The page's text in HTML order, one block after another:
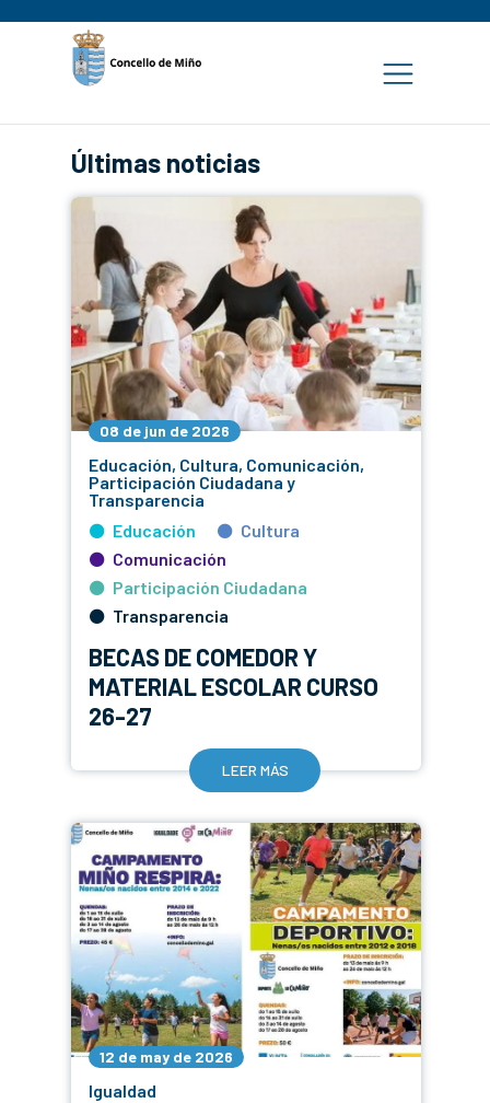
Últimas noticias
08 de jun de 2026
Educación, Cultura, Comunicación,
Participación Ciudadana y
Transparencia
Educación
Cultura
Comunicación
Participación Ciudadana
Transparencia
BECAS DE COMEDOR Y
MATERIAL ESCOLAR CURSO
26-27
LEER MÁS
12 de may de 2026
Igualdad